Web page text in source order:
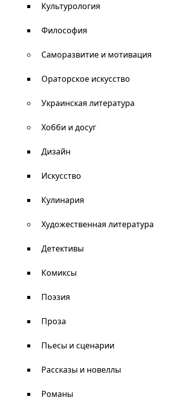
Культурология
Философия
Саморазвитие и мотивация
Ораторское искусство
Украинская литература
Хобби и досуг
Дизайн
Искусство
Кулинария
Художественная литература
Детективы
Комиксы
Поэзия
Проза
Пьесы и сценарии
Рассказы и новеллы
Романы